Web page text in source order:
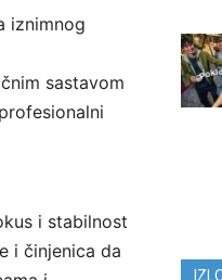
iznimnog
sastavom
i stabilnost
i činjenica da